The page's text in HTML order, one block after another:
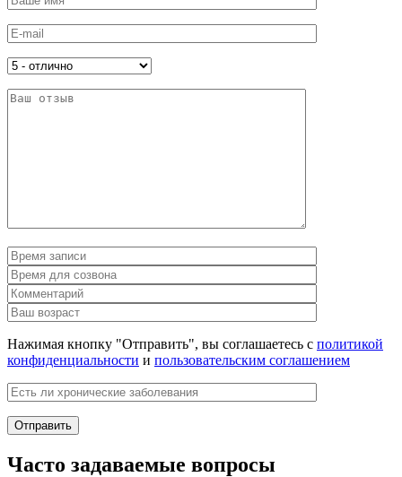
Нажимая кнопку "Отправить", вы соглашаетесь с политикой
конфиденциальности и пользовательским соглашением
Часто задаваемые вопросы